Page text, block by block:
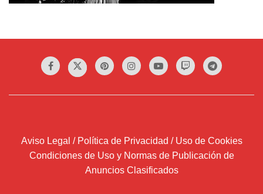
Aviso Legal / Política de Privacidad / Uso de Cookies
Condiciones de Uso y Normas de Publicación de
Anuncios Clasificados